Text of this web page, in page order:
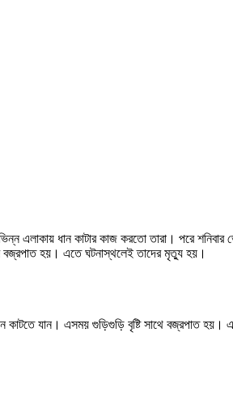
এলাকায় ধান কাটার কাজ করতো তারা। পরে শনিবার
বজ্রপাত হয়। এতে ঘটনাস্থলেই তাদের মৃত্যু হয়।
ধান কাটতে যান। এসময় গুড়িগুড়ি বৃষ্টি সাথে